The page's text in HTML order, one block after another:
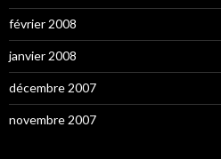
février 2008
janvier 2008
décembre 2007
novembre 2007